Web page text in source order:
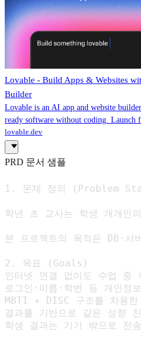
Lovable - Build Apps & Websites
Builder
Lovable is an AI app and website
ready software without coding. Launch
lovable.dev
PRD 문서 샘플
1. 문제 정의 (Problem
학년 초 교사는 학생 개개인
본 프로젝트의 목적은 DB·
2. 목표 (Goals)
인터넷 연결 없이도 수업 중
로그인·이름·학번 등 개인정
MBTI + DISC 구조를 차용
결과를 기반으로 같은 성향
학생 결과는 기기 밖으로 전